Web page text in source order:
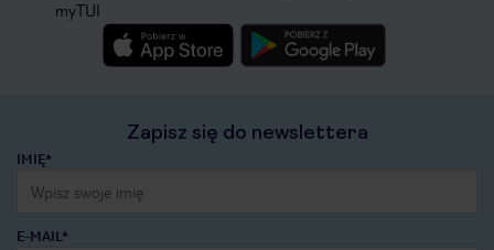
myTUI
Zapisz się do newslettera
IMIĘ*
E-MAIL*